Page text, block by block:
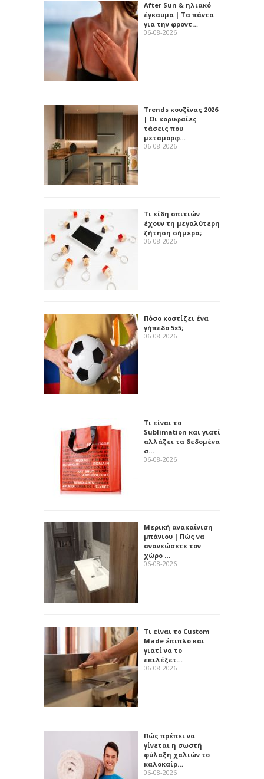
After Sun & ηλιακό
έγκαυμα | Τα πάντα
για την φροντ…
06-08-2026
Trends κουζίνας 2026
| Οι κορυφαίες
τάσεις που
μεταμορφ…
06-08-2026
Τι είδη σπιτιών
έχουν τη μεγαλύτερη
ζήτηση σήμερα;
06-08-2026
Πόσο κοστίζει ένα
γήπεδο 5x5;
06-08-2026
Τι είναι το
Sublimation και γιατί
αλλάζει τα δεδομένα
σ…
06-08-2026
Μερική ανακαίνιση
μπάνιου | Πώς να
ανανεώσετε τον
χώρο …
06-08-2026
Τι είναι το Custom
Made έπιπλο και
γιατί να το
επιλέξετ…
06-08-2026
Πώς πρέπει να
γίνεται η σωστή
φύλαξη χαλιών το
καλοκαίρ…
06-08-2026